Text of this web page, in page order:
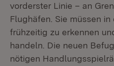
vorderster Linie – an
Flughäfen. Sie müssen
frühzeitig zu erkennen
handeln. Die neuen
nötigen